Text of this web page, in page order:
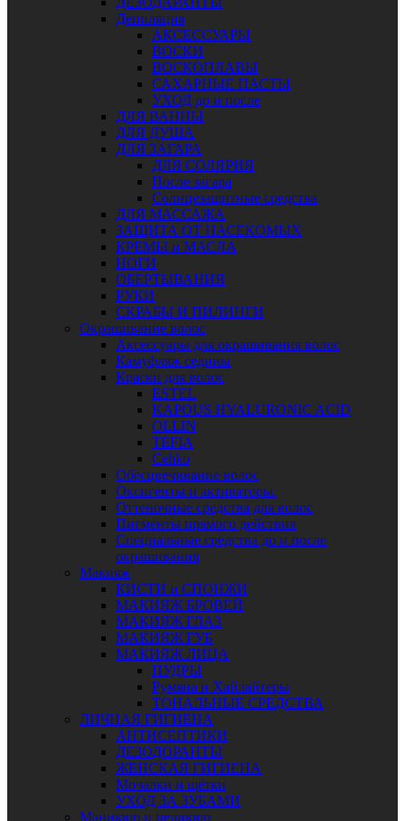
Депиляция
АКСЕССУАРЫ
ВОСКИ
ВОСКОПЛАВЫ
САХАРНЫЕ ПАСТЫ
УХОД до и после
ДЛЯ ВАННЫ
ДЛЯ ДУША
ДЛЯ ЗАГАРА
ДЛЯ СОЛЯРИЯ
После загара
Солнцезащитные средства
ДЛЯ МАССАЖА
ЗАЩИТА ОТ НАСЕКОМЫХ
КРЕМЫ и МАСЛА
НОГИ
ОБЕРТЫВАНИЯ
РУКИ
СКРАБЫ И ПИЛИНГИ
Окрашивание волос
Аксессуары для окрашивания волос
Камуфляж седины
Краски для волос
ESTEL
KAPOUS HYALURONIC ACID
OLLIN
TEFIA
Сehko
Обесцвечивание волос
Оксигенты и активаторы.
Оттеночные средства для волос
Пигменты прямого действия
Специальные средства до и после
окрашивания
Макияж
КИСТИ и СПОНЖИ
МАКИЯЖ БРОВЕЙ
МАКИЯЖ ГЛАЗ
МАКИЯЖ ГУБ
МАКИЯЖ ЛИЦА
ПУДРЫ
Румяна и Хайлайтеры
ТОНАЛЬНЫЕ СРЕДСТВА
ЛИЧНАЯ ГИГИЕНА
АНТИСЕПТИКИ
ДЕЗОДОРАНТЫ
ЖЕНСКАЯ ГИГИЕНА
Мочалки и щётки
УХОД ЗА ЗУБАМИ
Маникюр и педикюр